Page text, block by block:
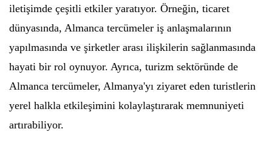
iletişimde çeşitli etkiler yaratıyor. Örneğin, ticaret
dünyasında, Almanca tercümeler iş anlaşmalarının
yapılmasında ve şirketler arası ilişkilerin sağlanmasında
hayati bir rol oynuyor. Ayrıca, turizm sektöründe de
Almanca tercümeler, Almanya'yı ziyaret eden turistlerin
yerel halkla etkileşimini kolaylaştırarak memnuniyeti
artırabiliyor.